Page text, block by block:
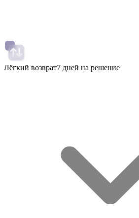
Лёгкий возврат7 дней на решение